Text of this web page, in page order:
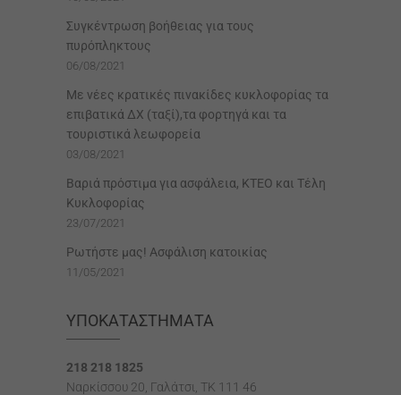
Συγκέντρωση βοήθειας για τους
πυρόπληκτους
06/08/2021
Με νέες κρατικές πινακίδες κυκλοφορίας τα
επιβατικά ΔΧ (ταξί),τα φορτηγά και τα
τουριστικά λεωφορεία
03/08/2021
Βαριά πρόστιμα για ασφάλεια, ΚΤΕΟ και Τέλη
Κυκλοφορίας
23/07/2021
Ρωτήστε μας! Ασφάλιση κατοικίας
11/05/2021
ΥΠΟΚΑΤΑΣΤΉΜΑΤΑ
218 218 1825
Ναρκίσσου 20, Γαλάτσι, ΤΚ 111 46